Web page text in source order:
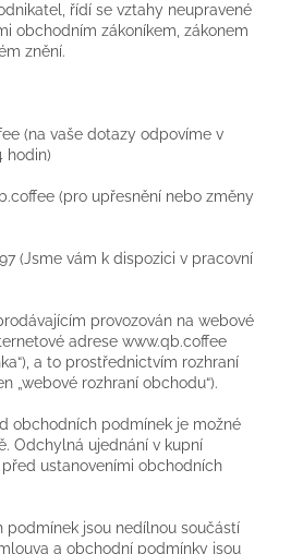
řídí se vztahy neupravené
obchodním zákoníkem, zákonem
znění.
(na vaše dotazy odpovíme v
hodin)
(pro upřesnění nebo změny
(Jsme vám k dispozici v pracovní
provozován na webové
adrese www.qb.coffee
a to prostřednictvím rozhraní
„webové rozhraní obchodu“).
obchodních podmínek je možné
Odchylná ujednání v kupní
ustanoveními obchodních
podmínek jsou nedílnou součástí
a obchodní podmínky jsou